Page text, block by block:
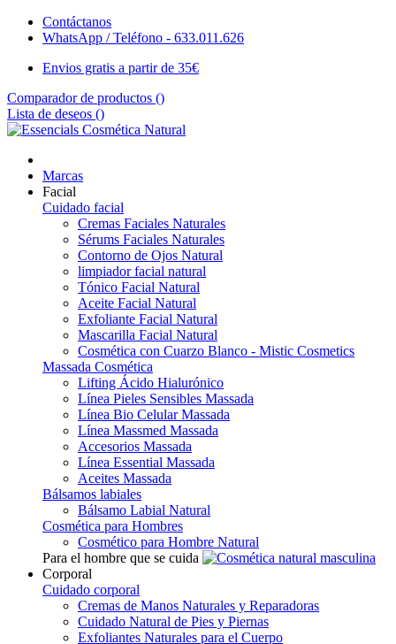
Contáctanos
WhatsApp / Teléfono - 633.011.626
Envios gratis a partir de 35€
Comparador de productos ()
Lista de deseos ()
Marcas
Facial
Cuidado facial
Cremas Faciales Naturales
Sérums Faciales Naturales
Contorno de Ojos Natural
limpiador facial natural
Tónico Facial Natural
Aceite Facial Natural
Exfoliante Facial Natural
Mascarilla Facial Natural
Cosmética con Cuarzo Blanco - Mistic Cosmetics
Massada Cosmética
Lifting Ácido Hialurónico
Línea Pieles Sensibles Massada
Línea Bio Celular Massada
Línea Massmed Massada
Accesorios Massada
Línea Essential Massada
Aceites Massada
Bálsamos labiales
Bálsamo Labial Natural
Cosmética para Hombres
Cosmético para Hombre Natural
Para el hombre que se cuida
Corporal
Cuidado corporal
Cremas de Manos Naturales y Reparadoras
Cuidado Natural de Pies y Piernas
Exfoliantes Naturales para el Cuerpo